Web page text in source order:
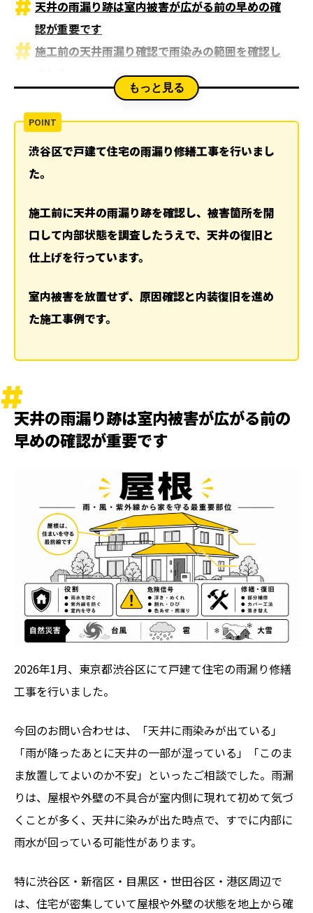
もっと見る
天井の雨漏り跡は室内被害が広がる前の早めの確
認が重要です
施工前の天井雨漏り確認で雨染みの範囲を確認し
施工前の別角度確認で天井材の変色と広がりを確
認しました
査しました
雨漏り被害は火災保険が使える可能性があります
天井の復旧と仕上げで室内側の見た目と安全性を
整えました
仕上がり確認と完了で雨漏り修繕後の状態を確認
関連記事
ランキング
新着工事
渋谷区で戸建て住宅の雨漏り修繕工事を行いまし
た。
施工前に天井の雨漏り跡を確認し、被害箇所を開
口して内部状態を調査したうえで、天井の復旧と
仕上げを行っています。
室内被害を放置せず、原因確認と内装復旧を進め
た施工事例です。
天井の雨漏り跡は室内被害が広がる前の
早めの確認が重要です
2026年1月、東京都渋谷区にて戸建て住宅の雨漏り修繕
工事を行いました。
今回のお問い合わせは、「天井に雨染みが出ている」
「雨が降ったあとに天井の一部が湿っている」「このま
ま放置してよいのか不安」といったご相談でした。雨漏
りは、屋根や外壁の不具合が室内側に現れて初めて気づ
くことが多く、天井に染みが出た時点で、すでに内部に
雨水が回っている可能性があります。
特に渋谷区・新宿区・目黒区・世田谷区・港区周辺で
は、住宅が密集していて屋根や外壁の状態を地上から確